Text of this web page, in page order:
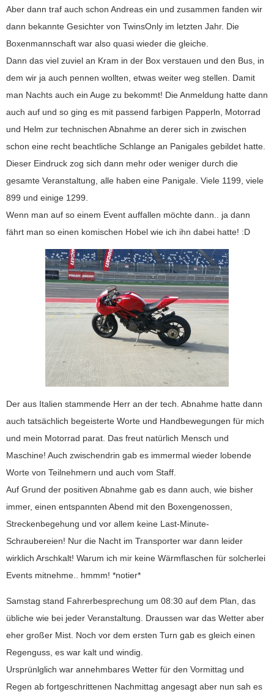
Aber dann traf auch schon Andreas ein und zusammen fanden wir
dann bekannte Gesichter von TwinsOnly im letzten Jahr. Die
Boxenmannschaft war also quasi wieder die gleiche.
Dann das viel zuviel an Kram in der Box verstauen und den Bus, in
dem wir ja auch pennen wollten, etwas weiter weg stellen. Damit
man Nachts auch ein Auge zu bekommt! Die Anmeldung hatte dann
auch auf und so ging es mit passend farbigen Papperln, Motorrad
und Helm zur technischen Abnahme an derer sich in zwischen
schon eine recht beachtliche Schlange an Panigales gebildet hatte.
Dieser Eindruck zog sich dann mehr oder weniger durch die
gesamte Veranstaltung, alle haben eine Panigale. Viele 1199, viele
899 und einige 1299.
Wenn man auf so einem Event auffallen möchte dann.. ja dann
fährt man so einen komischen Hobel wie ich ihn dabei hatte! :D
Der aus Italien stammende Herr an der tech. Abnahme hatte dann
auch tatsächlich begeisterte Worte und Handbewegungen für mich
und mein Motorrad parat. Das freut natürlich Mensch und
Maschine! Auch zwischendrin gab es immermal wieder lobende
Worte von Teilnehmern und auch vom Staff.
Auf Grund der positiven Abnahme gab es dann auch, wie bisher
immer, einen entspannten Abend mit den Boxengenossen,
Streckenbegehung und vor allem keine Last-Minute-
Schraubereien! Nur die Nacht im Transporter war dann leider
wirklich Arschkalt! Warum ich mir keine Wärmflaschen für solcherlei
Events mitnehme.. hmmm! *notier*
Samstag stand Fahrerbesprechung um 08:30 auf dem Plan, das
übliche wie bei jeder Veranstaltung. Draussen war das Wetter aber
eher großer Mist. Noch vor dem ersten Turn gab es gleich einen
Regenguss, es war kalt und windig.
Ursprünlglich war annehmbares Wetter für den Vormittag und
Regen ab fortgeschrittenen Nachmittag angesagt aber nun sah es